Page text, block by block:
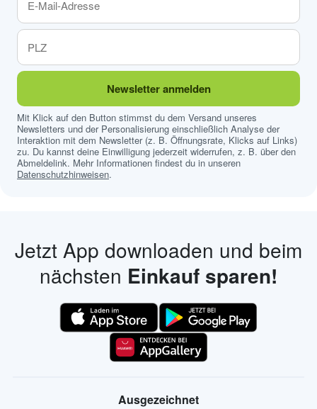
Newsletter anmelden
Mit Klick auf den Button stimmst du dem Versand unseres
Newsletters und der Personalisierung einschließlich Analyse der
Interaktion mit dem Newsletter (z. B. Öffnungsrate, Klicks auf Links)
zu. Du kannst deine Einwilligung jederzeit widerrufen, z. B. über den
Abmeldelink. Mehr Informationen findest du in unseren
Datenschutzhinweisen.
Jetzt App downloaden und beim
nächsten Einkauf sparen!
Ausgezeichnet